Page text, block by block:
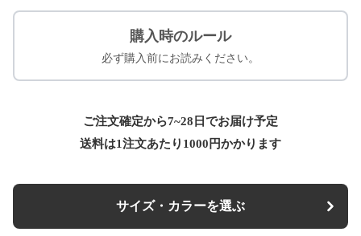
購入時のルール
必ず購入前にお読みください。
ご注文確定から7~28日でお届け予定
送料は1注文あたり 1000 円かかります
サイズ・カラーを選ぶ